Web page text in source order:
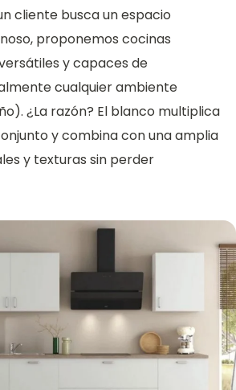
cliente busca un espacio
proponemos cocinas
y capaces de
cualquier ambiente
¿La razón? El blanco multiplica
y combina con una amplia
y texturas sin perder